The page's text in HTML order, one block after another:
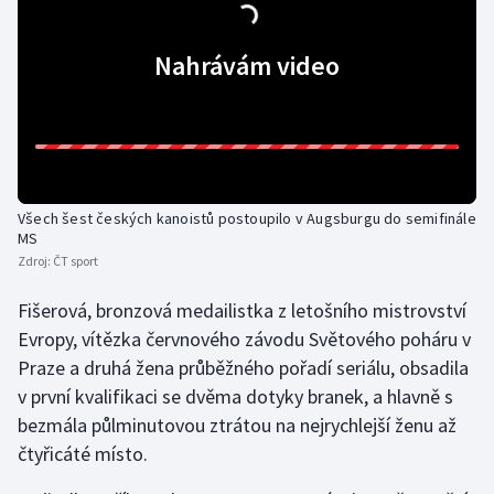
Judo
Krasobruslení
Lezení
Lyže a snowboard
Moderní pětiboj
Nahrávám video
Všech šest českých kanoistů postoupilo v Augsburgu do semifinále
MS
Zdroj: ČT sport
Fišerová, bronzová medailistka z letošního mistrovství
Evropy, vítězka červnového závodu Světového poháru v
Praze a druhá žena průběžného pořadí seriálu, obsadila
v první kvalifikaci se dvěma dotyky branek, a hlavně s
bezmála půlminutovou ztrátou na nejrychlejší ženu až
čtyřicáté místo.